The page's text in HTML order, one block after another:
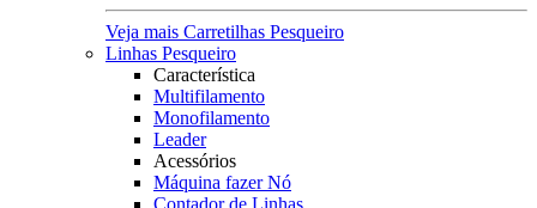
Veja mais Carretilhas Pesqueiro
Linhas Pesqueiro
Característica
Multifilamento
Monofilamento
Leader
Acessórios
Máquina fazer Nó
Contador de Linhas